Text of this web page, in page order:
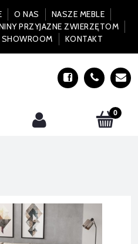
O NAS
NASZE MEBLE
PRZYJAZNE ZWIERZĘTOM
SHOWROOM KONTAKT